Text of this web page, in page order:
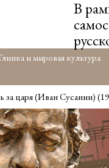
В
и мировая культура
царя (Иван Сусанин)